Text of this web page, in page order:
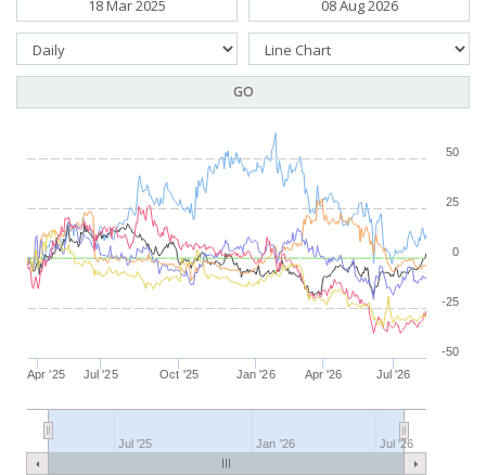
GO
Apr '25 Jul '25 Oct '25 Jan '26 Apr '26 Jul '26
Jul '25 Jan '26 Jul '26
-50
-25
0
25
50